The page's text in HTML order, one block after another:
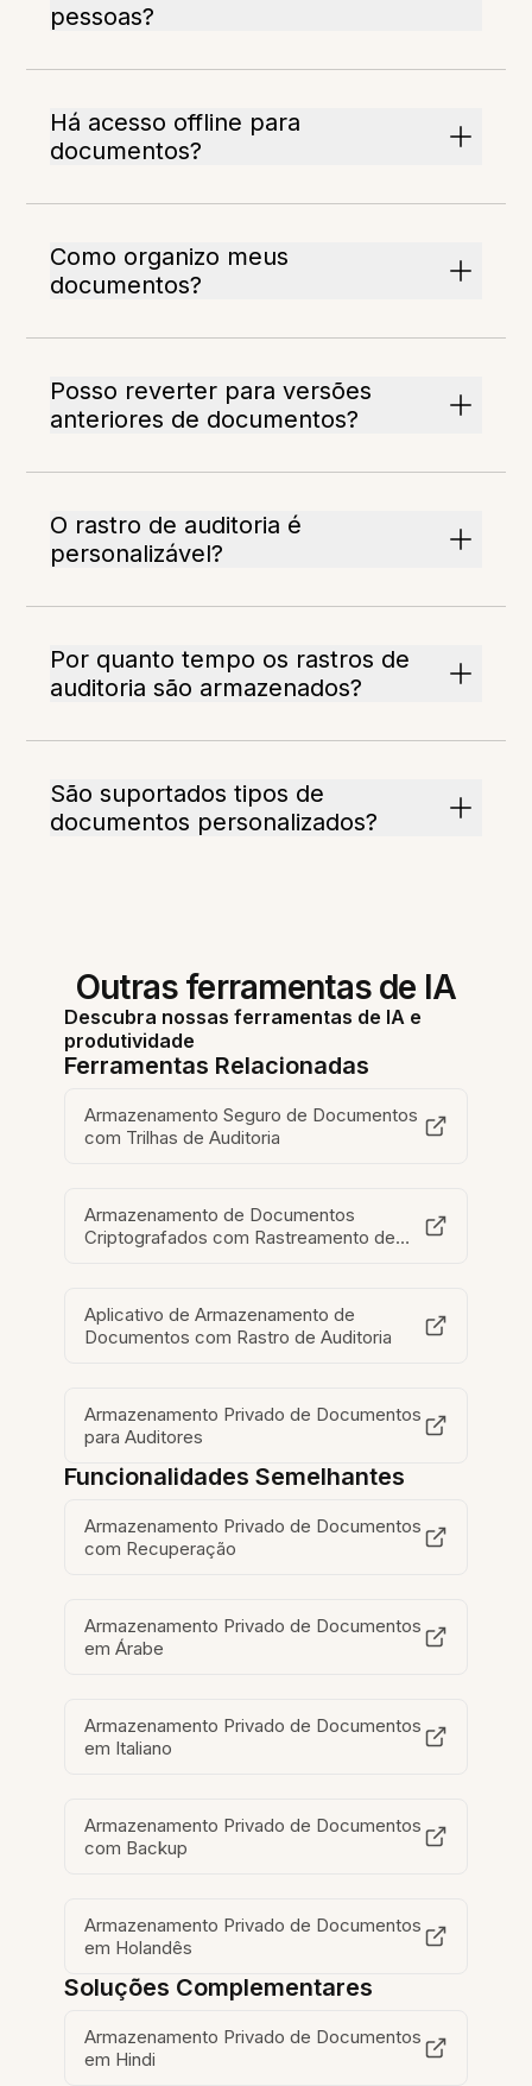
pessoas?
Há acesso offline para
documentos?
Como organizo meus
documentos?
Posso reverter para versões
anteriores de documentos?
O rastro de auditoria é
personalizável?
Por quanto tempo os rastros de
auditoria são armazenados?
São suportados tipos de
documentos personalizados?
Outras ferramentas de IA
Descubra nossas ferramentas de IA e
produtividade
Ferramentas Relacionadas
Armazenamento Seguro de Documentos
com Trilhas de Auditoria
Armazenamento de Documentos
Criptografados com Rastreamento de
Aplicativo de Armazenamento de
Documentos com Rastro de Auditoria
Armazenamento Privado de Documentos
para Auditores
Funcionalidades Semelhantes
Armazenamento Privado de Documentos
com Recuperação
Armazenamento Privado de Documentos
em Árabe
Armazenamento Privado de Documentos
em Italiano
Armazenamento Privado de Documentos
com Backup
Armazenamento Privado de Documentos
em Holandês
Soluções Complementares
Armazenamento Privado de Documentos
em Hindi